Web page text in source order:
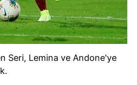
Seri, Lemina ve Andone'ye